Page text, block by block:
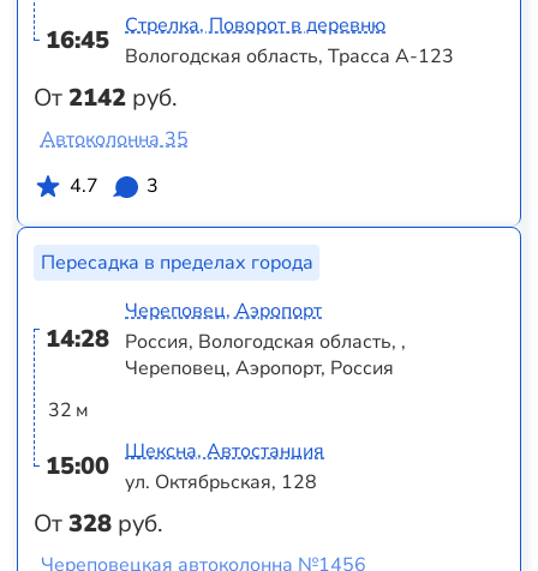
16:45
От2142 руб.
Стрелка, Поворот в деревню
Вологодская область, Трасса А-123
Автоколонна 35
4.7
3
Пересадка в пределах города
14:28
32 м
15:00
От328 руб.
Череповец, Аэропорт
Россия, Вологодская область, ,
Череповец, Аэропорт, Россия
Шексна, Автостанция
ул. Октябрьская, 128
Череповецкая автоколонна №1456